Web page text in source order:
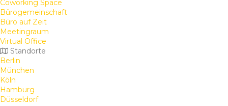
Coworking Space
Bürogemeinschaft
Büro auf Zeit
Meetingraum
Virtual Office
Standorte
Berlin
München
Köln
Hamburg
Düsseldorf